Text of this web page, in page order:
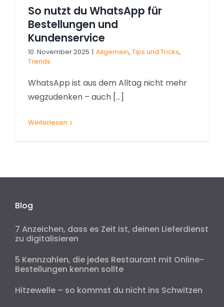
So nutzt du WhatsApp für
Bestellungen und
Kundenservice
10. November 2025 | Allgemein, Tips und Tricks,
Trends
WhatsApp ist aus dem Alltag nicht mehr
wegzudenken – auch [...]
Weiterlesen
Blog
7 Anzeichen, dass es Zeit ist, deinen Lieferdienst
zu digitalisieren
5 Kennzahlen, die jedes Restaurant mit Online-
Bestellungen kennen sollte
Hitzewelle – so kommst du nicht ins Schwitzen